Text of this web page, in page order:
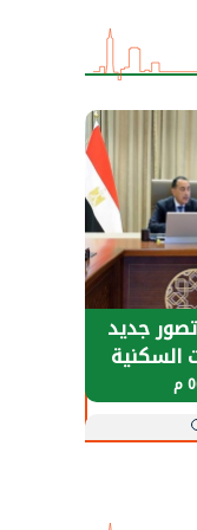
جديد
السكنية